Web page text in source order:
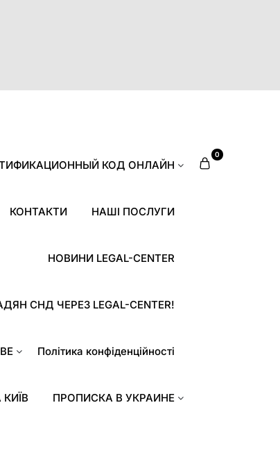
КОД ОНЛАЙН
КОНТАКТИ НАШІ ПОСЛУГИ
НОВИНИ LEGAL-CENTER
СНД ЧЕРЕЗ LEGAL-CENTER!
Політика конфіденційності
ПРОПИСКА В УКРАИНЕ
0